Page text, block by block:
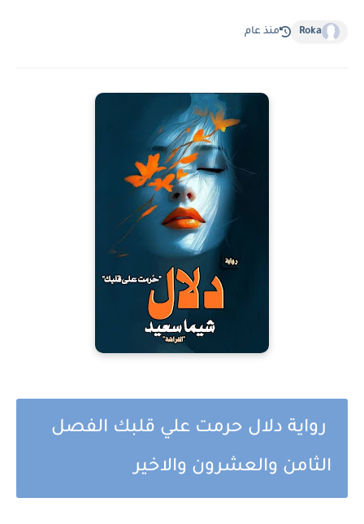
Roka منذ عام
رواية دلال حرمت علي قلبك الفصل
الثامن والعشرون والاخير